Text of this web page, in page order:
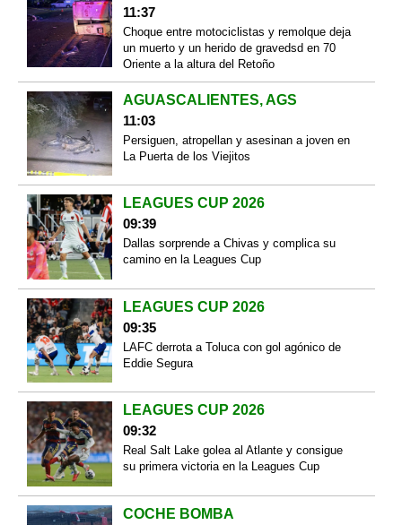
11:37
Choque entre motociclistas y remolque deja
un muerto y un herido de gravedsd en 70
Oriente a la altura del Retoño
AGUASCALIENTES, AGS
11:03
Persiguen, atropellan y asesinan a joven en
La Puerta de los Viejitos
LEAGUES CUP 2026
09:39
Dallas sorprende a Chivas y complica su
camino en la Leagues Cup
LEAGUES CUP 2026
09:35
LAFC derrota a Toluca con gol agónico de
Eddie Segura
LEAGUES CUP 2026
09:32
Real Salt Lake golea al Atlante y consigue
su primera victoria en la Leagues Cup
COCHE BOMBA